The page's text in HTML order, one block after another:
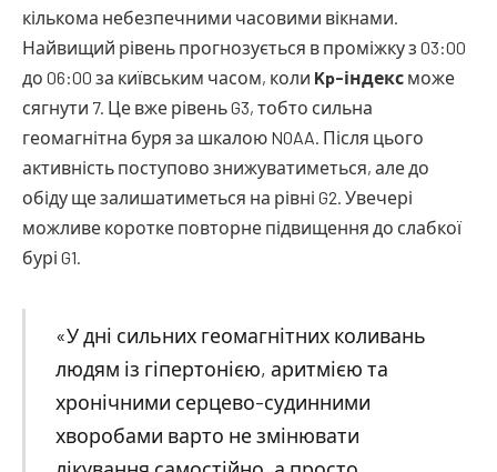
кількома небезпечними часовими вікнами.
Найвищий рівень прогнозується в проміжку з 03:00
до 06:00 за київським часом, коли Kp-індекс може
сягнути 7. Це вже рівень G3, тобто сильна
геомагнітна буря за шкалою NOAA. Після цього
активність поступово знижуватиметься, але до
обіду ще залишатиметься на рівні G2. Увечері
можливе коротке повторне підвищення до слабкої
бурі G1.
«У дні сильних геомагнітних коливань
людям із гіпертонією, аритмією та
хронічними серцево-судинними
хворобами варто не змінювати